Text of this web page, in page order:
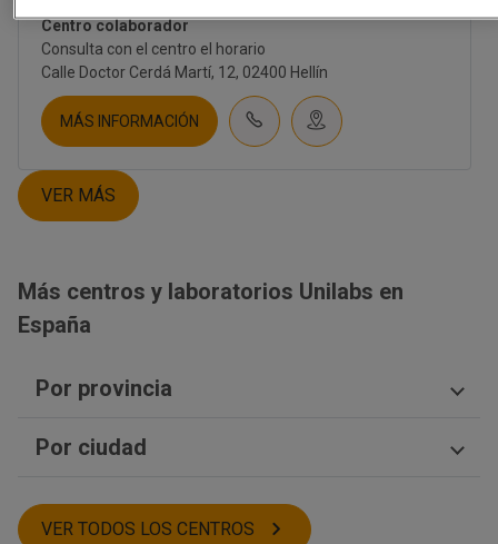
SOBRE NOSOTROS
CULTURA
CONTACTO
INVERSORES
NEWSLETTER
BLOG
CUESTIONARIO DE SALUD
EMBARAZO | TEST PRENATAL
SALUD HOMBRE
SALUD SEXUAL | ETS
INTOLERANCIAS
RADIOLOGÍA
Centro colaborador
Consulta con el centro el horario
Calle Doctor Cerdá Martí, 12, 02400 Hellín
MÁS INFORMACIÓN
VER MÁS
Más centros y laboratorios Unilabs en
España
Por provincia
Madrid
Zaragoza
Por ciudad
Málaga
VER TODOS LOS CENTROS